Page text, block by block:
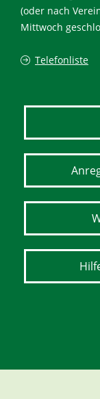
(oder nach
Mittwoch
Telefonliste